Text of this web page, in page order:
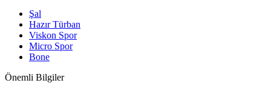
Şal
Hazır Türban
Viskon Spor
Micro Spor
Bone
Önemli Bilgiler